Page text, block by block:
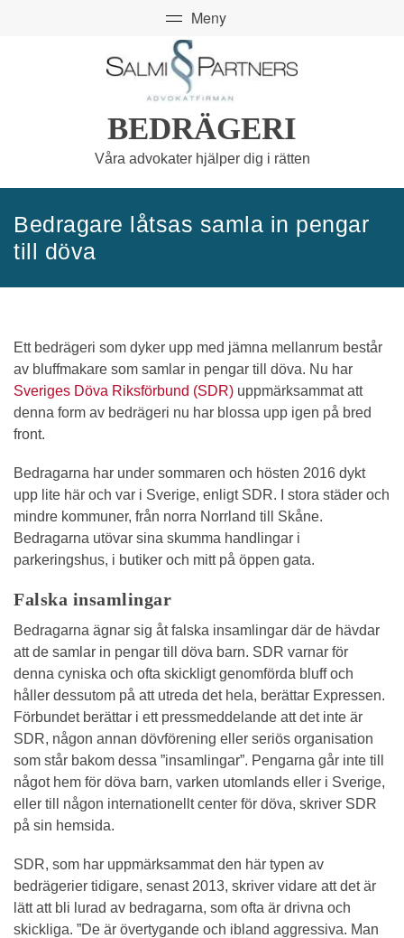
BEDRÄGERI
Våra advokater hjälper dig i rätten
Bedragare låtsas samla in pengar
till döva
Ett bedrägeri som dyker upp med jämna mellanrum består
av bluffmakare som samlar in pengar till döva. Nu har
Sveriges Döva Riksförbund (SDR) uppmärksammat att
denna form av bedrägeri nu har blossa upp igen på bred
front.
Bedragarna har under sommaren och hösten 2016 dykt
upp lite här och var i Sverige, enligt SDR. I stora städer och
mindre kommuner, från norra Norrland till Skåne.
Bedragarna utövar sina skumma handlingar i
parkeringshus, i butiker och mitt på öppen gata.
Falska insamlingar
Bedragarna ägnar sig åt falska insamlingar där de hävdar
att de samlar in pengar till döva barn. SDR varnar för
denna cyniska och ofta skickligt genomförda bluff och
håller dessutom på att utreda det hela, berättar Expressen.
Förbundet berättar i ett pressmeddelande att det inte är
SDR, någon annan dövförening eller seriös organisation
som står bakom dessa ”insamlingar”. Pengarna går inte till
något hem för döva barn, varken utomlands eller i Sverige,
eller till någon internationellt center för döva, skriver SDR
på sin hemsida.
SDR, som har uppmärksammat den här typen av
bedrägerier tidigare, senast 2013, skriver vidare att det är
lätt att bli lurad av bedragarna, som ofta är drivna och
skickliga. ”De är övertygande och ibland aggressiva. Man